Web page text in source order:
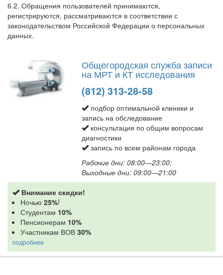
6.2. Обращения пользователей принимаются,
регистрируются, рассматриваются в соответствии с
законодательством Российской Федерации о персональных
данных.
Общегородская служба записи
на МРТ и КТ исследования
(812) 313-28-58
подбор оптимальной клиники и
запись на обследование
консультация по общим вопросам
диагностики
запись по всем районам города
Рабочие дни: 08:00—23:00;
Выходные дни: 09:00—21:00
Внимание скидки!
Ночью 25%!
Студентам 10%
Пенсионерам 10%
Участникам ВОВ 30%
подробнее